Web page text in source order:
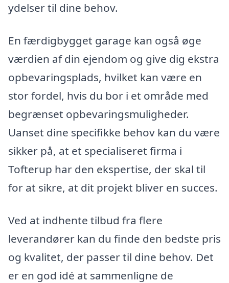
ydelser til dine behov.
En færdigbygget garage kan også øge
værdien af din ejendom og give dig ekstra
opbevaringsplads, hvilket kan være en
stor fordel, hvis du bor i et område med
begrænset opbevaringsmuligheder.
Uanset dine specifikke behov kan du være
sikker på, at et specialiseret firma i
Tofterup har den ekspertise, der skal til
for at sikre, at dit projekt bliver en succes.
Ved at indhente tilbud fra flere
leverandører kan du finde den bedste pris
og kvalitet, der passer til dine behov. Det
er en god idé at sammenligne de